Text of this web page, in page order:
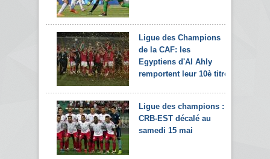
Ligue des Champions
de la CAF: les
Egyptiens d'Al Ahly
remportent leur 10è titre
Ligue des champions :
CRB-EST décalé au
samedi 15 mai